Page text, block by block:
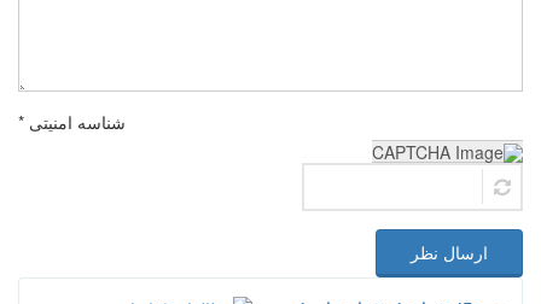
شناسه امنیتی *
ارسال نظر